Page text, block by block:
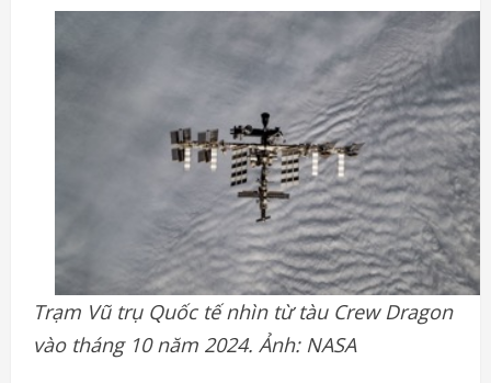
Trạm Vũ trụ Quốc tế nhìn từ tàu Crew Dragon
vào tháng 10 năm 2024. Ảnh: NASA